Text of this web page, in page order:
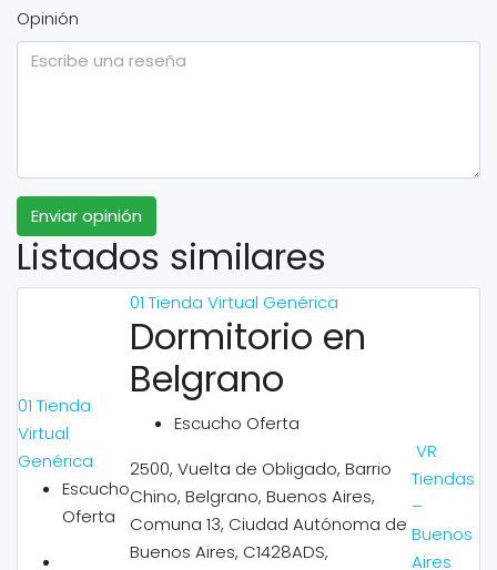
Opinión
Enviar opinión
Listados similares
01 Tienda
Virtual
Genérica
Escucho
Oferta
01 Tienda Virtual Genérica
Dormitorio en
Belgrano
Escucho Oferta
2500, Vuelta de Obligado, Barrio
Chino, Belgrano, Buenos Aires,
Comuna 13, Ciudad Autónoma de
Buenos Aires, C1428ADS,
VR
Tiendas
–
Buenos
Aires